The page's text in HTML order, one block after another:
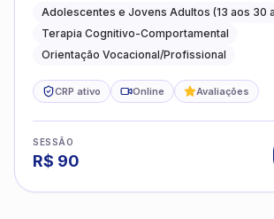
autoestima, relações e
profissional
Adolescentes e Jovens Adultos (13 aos 30
Terapia Cognitivo-Comportamental
Orientação Vocacional/Profissional
CRP ativo Online Avaliações
SESSÃO
R$ 90